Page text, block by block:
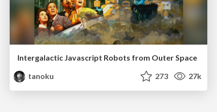
Intergalactic Javascript Robots from Outer Space
tanoku
273 27k